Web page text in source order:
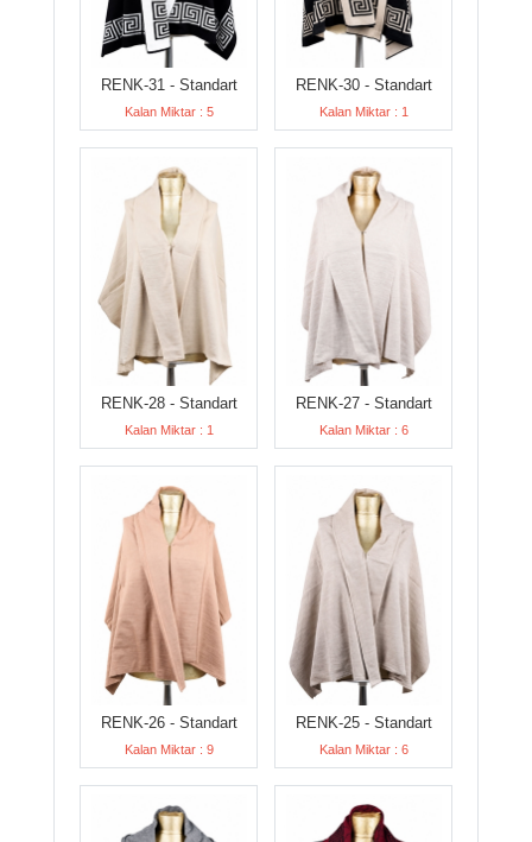
RENK-31 - Standart
Kalan Miktar : 5
RENK-30 - Standart
Kalan Miktar : 1
RENK-28 - Standart
Kalan Miktar : 1
RENK-27 - Standart
Kalan Miktar : 6
RENK-26 - Standart
Kalan Miktar : 9
RENK-25 - Standart
Kalan Miktar : 6